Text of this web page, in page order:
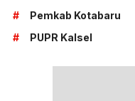
#
Pemkab Kotabaru
#
PUPR Kalsel